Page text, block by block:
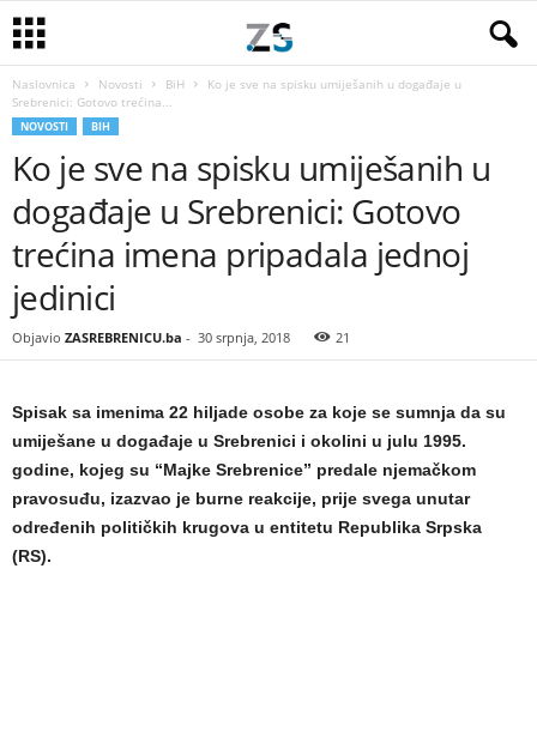
Naslovnica Novosti BiH
Ko je sve na spisku umiješanih u događaje u
Srebrenici: Gotovo trećina...
NOVOSTI BIH
Ko je sve na spisku umiješanih u
događaje u Srebrenici: Gotovo
trećina imena pripadala jednoj
jedinici
Objavio ZASREBRENICU.ba - 30 srpnja, 2018 21
Spisak sa imenima 22 hiljade osobe za koje se sumnja da su
umiješane u događaje u Srebrenici i okolini u julu 1995.
godine, kojeg su “Majke Srebrenice” predale njemačkom
pravosuđu, izazvao je burne reakcije, prije svega unutar
određenih političkih krugova u entitetu Republika Srpska
(RS).